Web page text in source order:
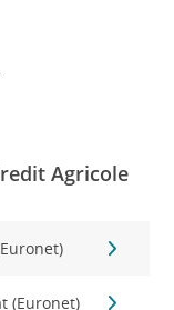
Agricole
(Euronet)